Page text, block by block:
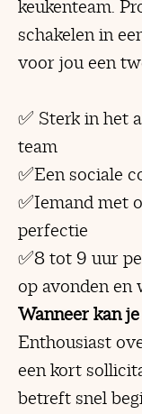
keukenteam.
schakelen in
voor jou een
✅ Sterk in het
team
✅Een sociale
✅Iemand met
perfectie
✅8 tot 9 uur
op avonden en
Wanneer kan
Enthousiast
een kort
betreft snel